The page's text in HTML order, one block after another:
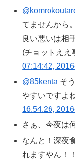
てませんから。
良い悪いは相
(チョットええ
07:14:42,
@85kenta そ
やすいですよ
16:54:26,
さぁ、今夜は
なんと！深夜
れますやん！